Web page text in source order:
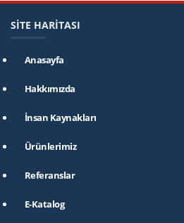
SİTE HARİTASI
Anasayfa
Hakkımızda
İnsan Kaynakları
Ürünlerimiz
Referanslar
E-Katalog